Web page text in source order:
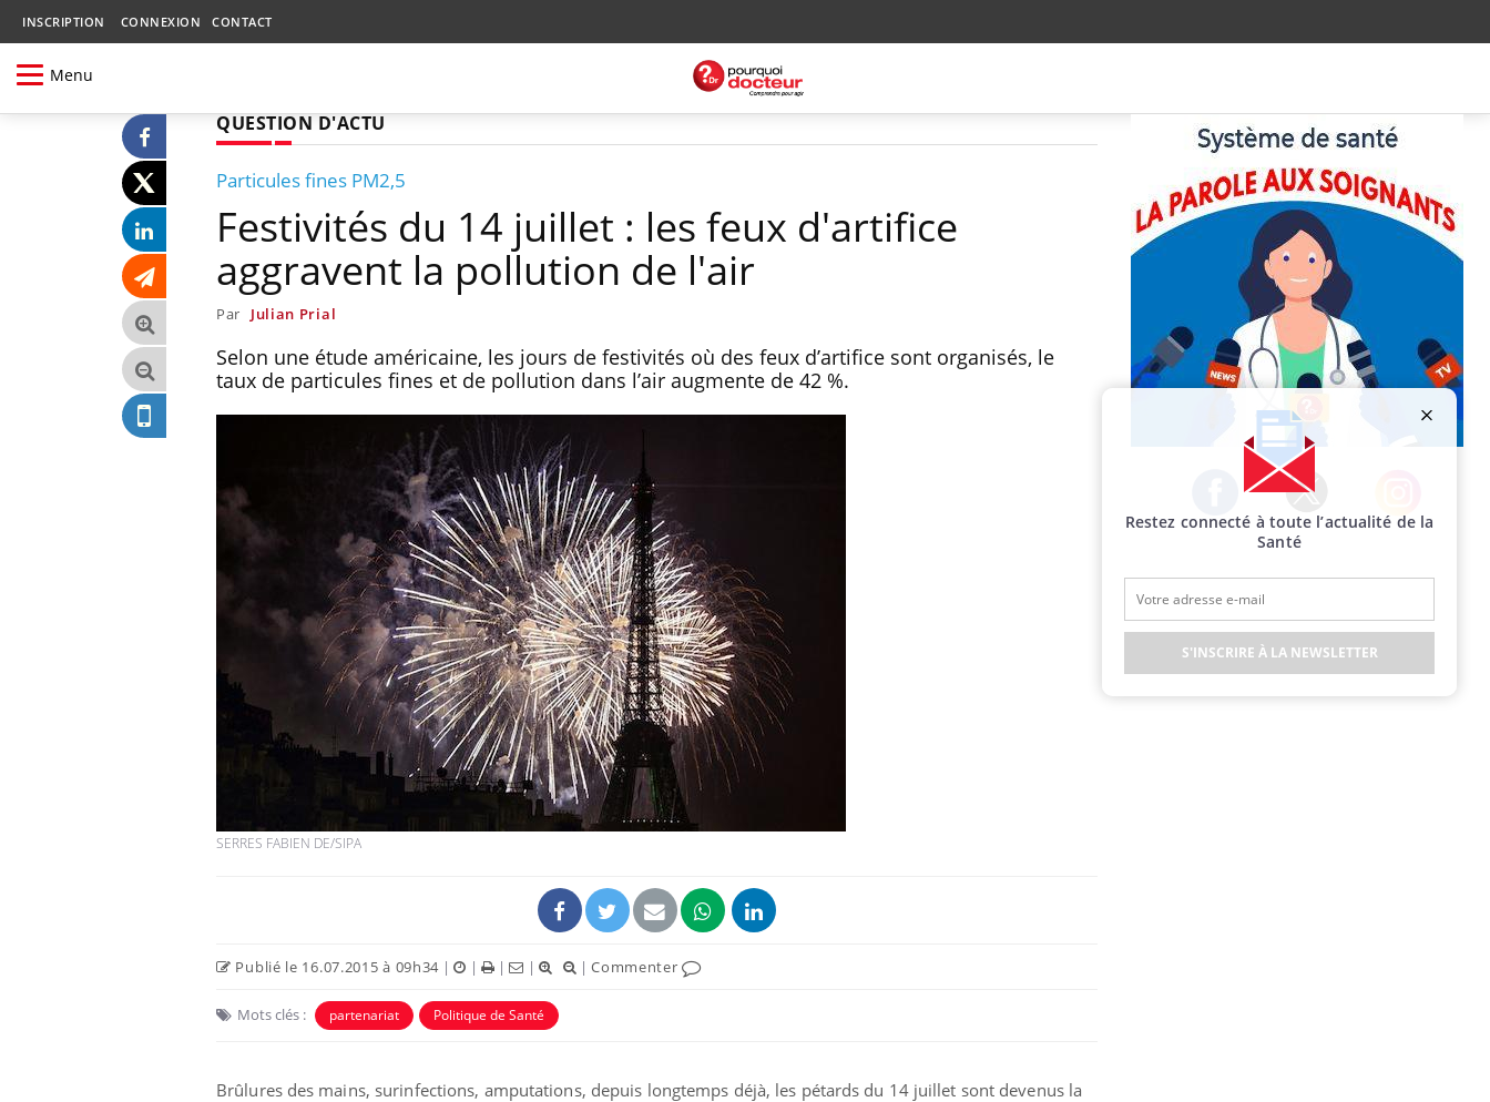
INSCRIPTION CONNEXION CONTACT
Menu
QUESTION D'ACTU
Particules fines PM2,5
Festivités du 14 juillet : les feux d'artifice
aggravent la pollution de l'air
Par Julian Prial
Selon une étude américaine, les jours de festivités où des feux d’artifice sont organisés, le
taux de particules fines et de pollution dans l’air augmente de 42 %.
SERRES FABIEN DE/SIPA
Publié le 16.07.2015 à 09h34 | | | | |Commenter
Mots clés : partenariat Politique de Santé
Brûlures des mains, surinfections, amputations, depuis longtemps déjà, les pétards du 14 juillet sont devenus la
Facebook Twitter Instagram
Restez connecté à toute l’actualité de la
Santé
S'INSCRIRE À LA NEWSLETTER